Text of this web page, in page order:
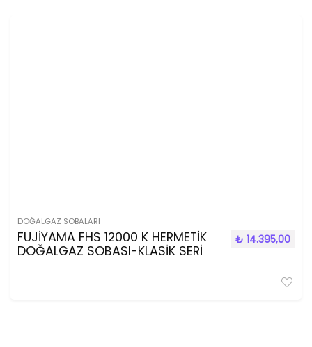
DOĞALGAZ SOBALARI
FUJİYAMA FHS 12000 K HERMETİK
DOĞALGAZ SOBASI-KLASİK SERİ
₺ 14.395,00